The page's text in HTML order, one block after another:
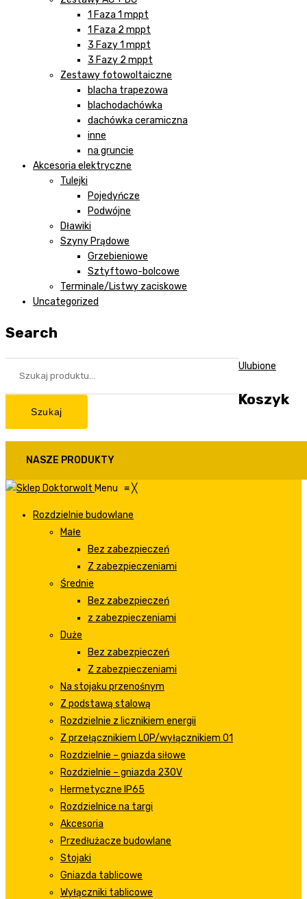
1 Faza 1 mppt
1 Faza 2 mppt
3 Fazy 1 mppt
3 Fazy 2 mppt
Zestawy fotowoltaiczne
blacha trapezowa
blachodachówka
dachówka ceramiczna
inne
na gruncie
Akcesoria elektryczne
Tulejki
Pojedyńcze
Podwójne
Dławiki
Szyny Prądowe
Grzebieniowe
Sztyftowo-bolcowe
Terminale/Listwy zaciskowe
Uncategorized
Search
Szukaj
Ulubione
Koszyk
NASZE PRODUKTY
Menu ≡╳
Rozdzielnie budowlane
Małe
Bez zabezpieczeń
Z zabezpieczeniami
Średnie
Bez zabezpieczeń
z zabezpieczeniami
Duże
Bez zabezpieczeń
Z zabezpieczeniami
Na stojaku przenośnym
Z podstawą stalową
Rozdzielnie z licznikiem energii
Z przełącznikiem LOP/wyłącznikiem 01
Rozdzielnie – gniazda siłowe
Rozdzielnie – gniazda 230V
Hermetyczne IP65
Rozdzielnice na targi
Akcesoria
Przedłużacze budowlane
Stojaki
Gniazda tablicowe
Wyłączniki tablicowe